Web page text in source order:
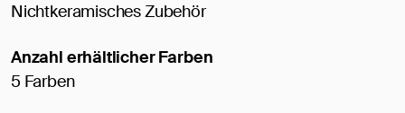
Nichtkeramisches Zubehör
Anzahl erhältlicher Farben
5 Farben